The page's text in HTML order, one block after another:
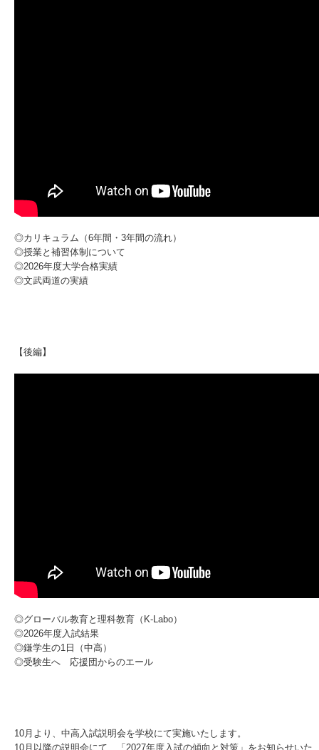
◎カリキュラム（6年間・3年間の流れ）
◎授業と補習体制について
◎2026年度大学合格実績
◎文武両道の実績
【後編】
◎グローバル教育と理科教育（K-Labo）
◎2026年度入試結果
◎鎌学生の1日（中高）
◎受験生へ 応援団からのエール
10月より、中高入試説明会を学校にて実施いたします。
10月以降の説明会にて、「2027年度入試の傾向と対策」をお知らせいた